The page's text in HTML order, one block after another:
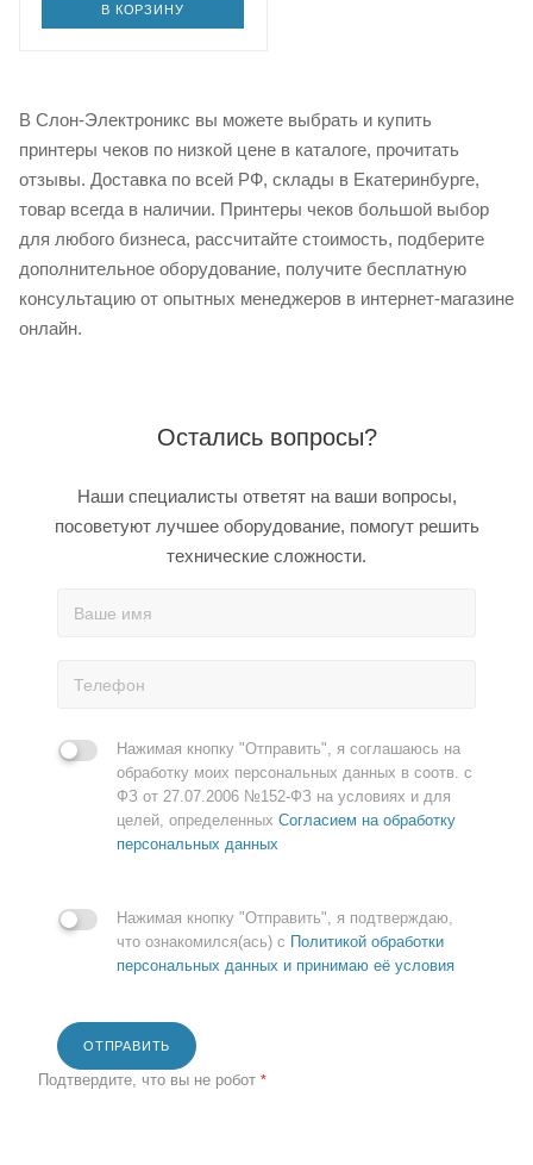
В КОРЗИНУ
В Слон-Электроникс вы можете выбрать и купить
принтеры чеков по низкой цене в каталоге, прочитать
отзывы. Доставка по всей РФ, склады в Екатеринбурге,
товар всегда в наличии. Принтеры чеков большой выбор
для любого бизнеса, рассчитайте стоимость, подберите
дополнительное оборудование, получите бесплатную
консультацию от опытных менеджеров в интернет-магазине
онлайн.
Остались вопросы?
Наши специалисты ответят на ваши вопросы,
посоветуют лучшее оборудование, помогут решить
технические сложности.
Нажимая кнопку "Отправить", я соглашаюсь на
обработку моих персональных данных в соотв. с
ФЗ от 27.07.2006 №152-ФЗ на условиях и для
целей, определенных Согласием на обработку
персональных данных
Нажимая кнопку "Отправить", я подтверждаю,
что ознакомился(ась) с Политикой обработки
персональных данных и принимаю её условия
ОТПРАВИТЬ
Подтвердите, что вы не робот *